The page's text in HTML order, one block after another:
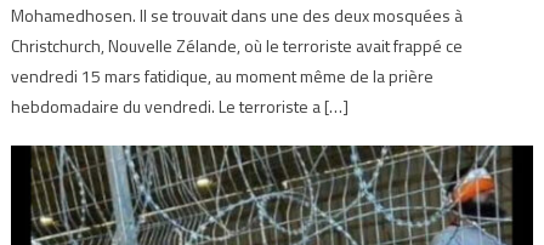
Mohamedhosen. Il se trouvait dans une des deux mosquées à
Christchurch, Nouvelle Zélande, où le terroriste avait frappé ce
vendredi 15 mars fatidique, au moment même de la prière
hebdomadaire du vendredi. Le terroriste a […]